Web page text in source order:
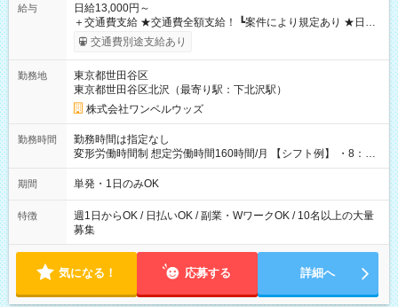
給与
日給13,000円～
＋交通費支給 ★交通費全額支給！ ┗案件により規定あり ★日払
いOK！（規定あり） ┗働いたその日に現金GET♪ お仕事後はコ
ンビニATMから 日払い分を引き落とせます！ 【試用期間】試
交通費別途支給あり
勤務地
東京都世田谷区
東京都世田谷区北沢（最寄り駅：下北沢駅）
株式会社ワンベルウッズ
勤務時間
勤務時間は指定なし
変形労働時間制 想定労働時間160時間/月 【シフト例】 ・8：00
～21：00
期間 単発・1日のみOK
特徴
週1日からOK / 日払いOK / 副業・WワークOK / 10名以上の大量
募集
気になる！ 応募する 詳細へ